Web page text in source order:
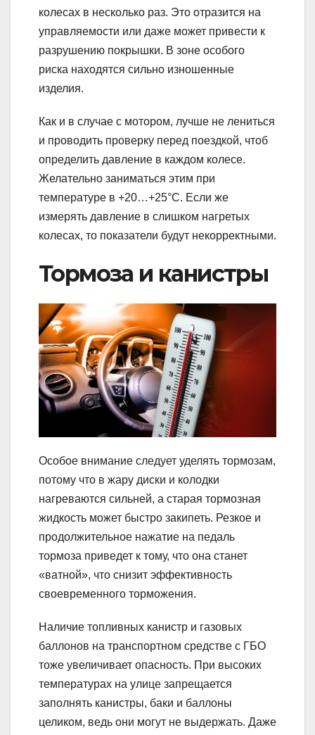
колесах в несколько раз. Это отразится на
управляемости или даже может привести к
разрушению покрышки. В зоне особого
риска находятся сильно изношенные
изделия.
Как и в случае с мотором, лучше не лениться
и проводить проверку перед поездкой, чтоб
определить давление в каждом колесе.
Желательно заниматься этим при
температуре в +20…+25°С. Если же
измерять давление в слишком нагретых
колесах, то показатели будут некорректными.
Тормоза и канистры
Особое внимание следует уделять тормозам,
потому что в жару диски и колодки
нагреваются сильней, а старая тормозная
жидкость может быстро закипеть. Резкое и
продолжительное нажатие на педаль
тормоза приведет к тому, что она станет
«ватной», что снизит эффективность
своевременного торможения.
Наличие топливных канистр и газовых
баллонов на транспортном средстве с ГБО
тоже увеличивает опасность. При высоких
температурах на улице запрещается
заполнять канистры, баки и баллоны
целиком, ведь они могут не выдержать. Даже